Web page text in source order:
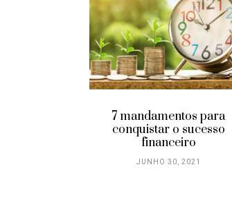
7 mandamentos para
conquistar o sucesso
financeiro
JUNHO 30, 2021